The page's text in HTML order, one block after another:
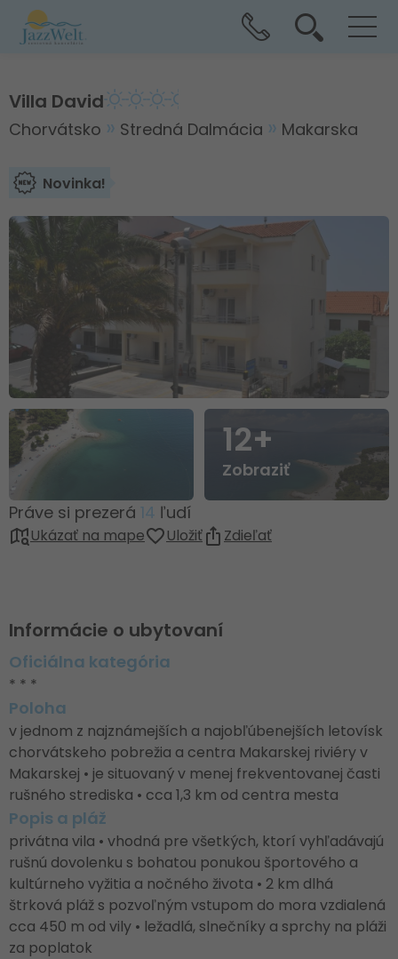
Villa David
Chorvátsko Stredná Dalmácia Makarska
Novinka!
12+
Zobraziť
Práve si prezerá 14 ľudí
Ukázať na mape Uložiť Zdieľať
Informácie o ubytovaní
Oficiálna kategória
* * *
Poloha
v jednom z najznámejších a najobľúbenejších letovísk
chorvátskeho pobrežia a centra Makarskej riviéry v
Makarskej • je situovaný v menej frekventovanej časti
rušného strediska • cca 1,3 km od centra mesta
Popis a pláž
privátna vila • vhodná pre všetkých, ktorí vyhľadávajú
rušnú dovolenku s bohatou ponukou športového a
kultúrneho vyžitia a nočného života • 2 km dlhá
štrková pláž s pozvoľným vstupom do mora vzdialená
cca 450 m od vily • ležadlá, slnečníky a sprchy na pláži
za poplatok